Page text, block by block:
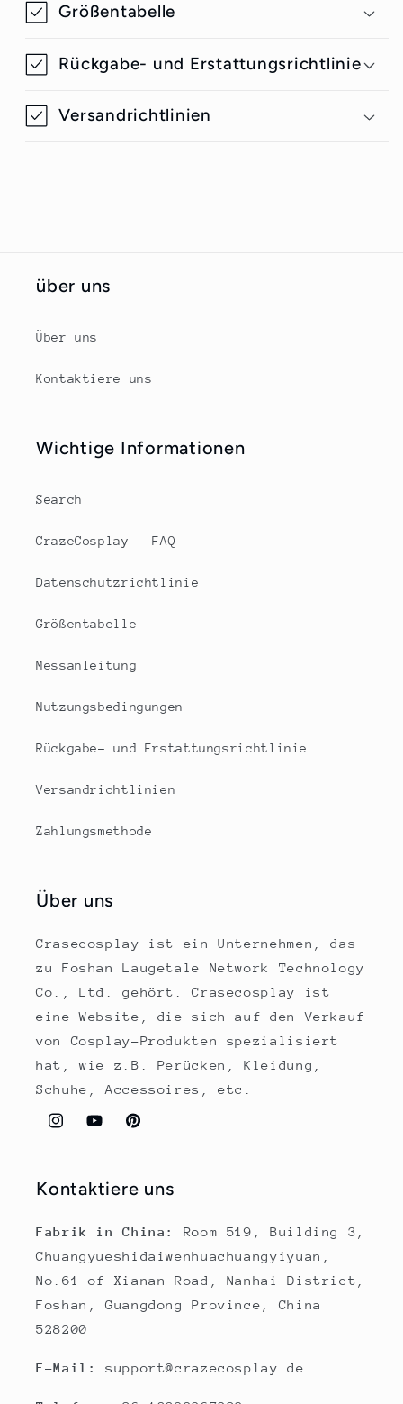
Größentabelle
Rückgabe- und Erstattungsrichtlinie
Versandrichtlinien
über uns
Über uns
Kontaktiere uns
Wichtige Informationen
Search
CrazeCosplay – FAQ
Datenschutzrichtlinie
Größentabelle
Messanleitung
Nutzungsbedingungen
Rückgabe- und Erstattungsrichtlinie
Versandrichtlinien
Zahlungsmethode
Über uns
Crasecosplay ist ein Unternehmen, das
zu Foshan Laugetale Network Technology
Co., Ltd. gehört. Crasecosplay ist
eine Website, die sich auf den Verkauf
von Cosplay-Produkten spezialisiert
hat, wie z.B. Perücken, Kleidung,
Schuhe, Accessoires, etc.
InstagramYouTubePinterest
Kontaktiere uns
Fabrik in China: Room 519, Building 3,
Chuangyueshidaiwenhuachuangyiyuan,
No.61 of Xianan Road, Nanhai District,
Foshan, Guangdong Province, China
528200
E-Mail:support@crazecosplay.de